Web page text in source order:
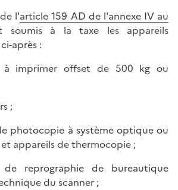
l'article 159 AD de l'annexe IV au
soumis à la taxe les appareils
après :
à imprimer offset de 500 kg ou
;
photocopie à système optique ou
appareils de thermocopie ;
reprographie de bureautique
du scanner ;